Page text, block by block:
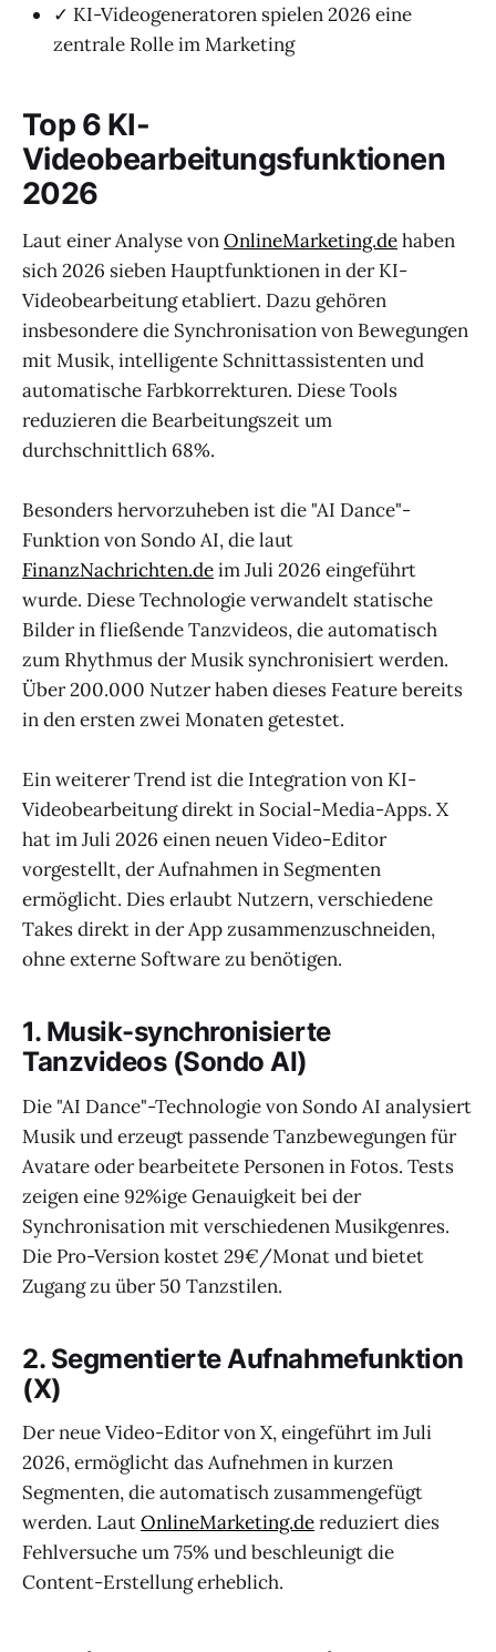
✓ KI-Videogeneratoren spielen 2026 eine
zentrale Rolle im Marketing
Top 6 KI-
Videobearbeitungsfunktionen
2026
Laut einer Analyse vonOnlineMarketing.dehaben
sich 2026 sieben Hauptfunktionen in der KI-
Videobearbeitung etabliert. Dazu gehören
insbesondere die Synchronisation von Bewegungen
mit Musik, intelligente Schnittassistenten und
automatische Farbkorrekturen. Diese Tools
reduzieren die Bearbeitungszeit um
durchschnittlich 68%.
Besonders hervorzuheben ist die "AI Dance"-
Funktion von Sondo AI, die laut
FinanzNachrichten.deim Juli 2026 eingeführt
wurde. Diese Technologie verwandelt statische
Bilder in fließende Tanzvideos, die automatisch
zum Rhythmus der Musik synchronisiert werden.
Über 200.000 Nutzer haben dieses Feature bereits
in den ersten zwei Monaten getestet.
Ein weiterer Trend ist die Integration von KI-
Videobearbeitung direkt in Social-Media-Apps. X
hat im Juli 2026 einen neuen Video-Editor
vorgestellt, der Aufnahmen in Segmenten
ermöglicht. Dies erlaubt Nutzern, verschiedene
Takes direkt in der App zusammenzuschneiden,
ohne externe Software zu benötigen.
1. Musik-synchronisierte
Tanzvideos (Sondo AI)
Die "AI Dance"-Technologie von Sondo AI analysiert
Musik und erzeugt passende Tanzbewegungen für
Avatare oder bearbeitete Personen in Fotos. Tests
zeigen eine 92%ige Genauigkeit bei der
Synchronisation mit verschiedenen Musikgenres.
Die Pro-Version kostet 29€/Monat und bietet
Zugang zu über 50 Tanzstilen.
2. Segmentierte Aufnahmefunktion
(X)
Der neue Video-Editor von X, eingeführt im Juli
2026, ermöglicht das Aufnehmen in kurzen
Segmenten, die automatisch zusammengefügt
werden. LautOnlineMarketing.dereduziert dies
Fehlversuche um 75% und beschleunigt die
Content-Erstellung erheblich.